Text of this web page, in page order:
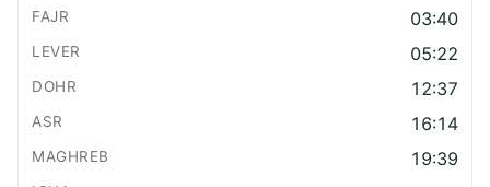
03:40
05:22
12:37
16:14
19:39